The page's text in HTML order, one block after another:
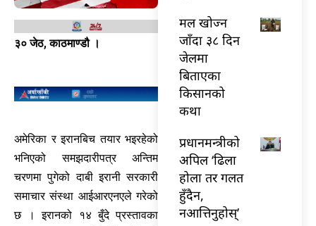
३० जेठ, काठमाण्डौ ।
अमेरिका र इरानबिच तयार भइरहेको
भनिएको समझदारीपत्र अन्तिम
चरणमा पुगेको दाबी इरानी सरकारी
समाचार संस्था आईआरएनएले गरेको
छ । इरानको १४ बुँदे प्रस्तावका
मल खोज्न
जाँदा ३८ दिन
जेलमा
बिताएका
किसानको
कथा
प्रधानमन्त्रीको
अपिल ‘ढिला
होला तर गलत
हुँदैन,
नआत्तिनुहोस्’